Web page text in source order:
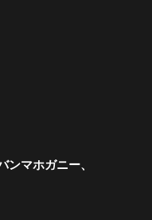
マホガニー、